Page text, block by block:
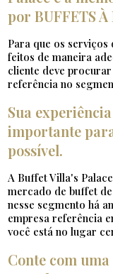
por BUFFETS
Para que os serviços
feitos de maneira
cliente deve
referência no
Sua
importante
possível.
A Buffet Villa's
mercado de buffet
nesse segmento há
empresa referência
você está no lugar
Conte com